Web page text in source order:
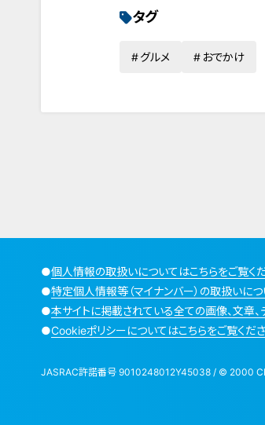
タグ
グルメ おでかけ
●個人情報の取扱いについてはこちらをご覧くだ
●特定個人情報等（マイナンバー）の取扱いにつ
●本サイトに掲載されている全ての画像、文章、
●Cookieポリシーについてはこちらをご覧くださ
JASRAC許諾番号 9010248012Y45038 / © 2000